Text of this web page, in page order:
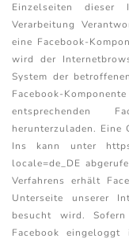
Einzelseiten
Verarbeitung
eine Facebook-
wird der
System der
Facebook-
entsprechenden
herunterzuladen. Eine
Ins kann unter
locale=de_DE
Verfahrens erhält
Unterseite unserer
besucht wird.
Facebook